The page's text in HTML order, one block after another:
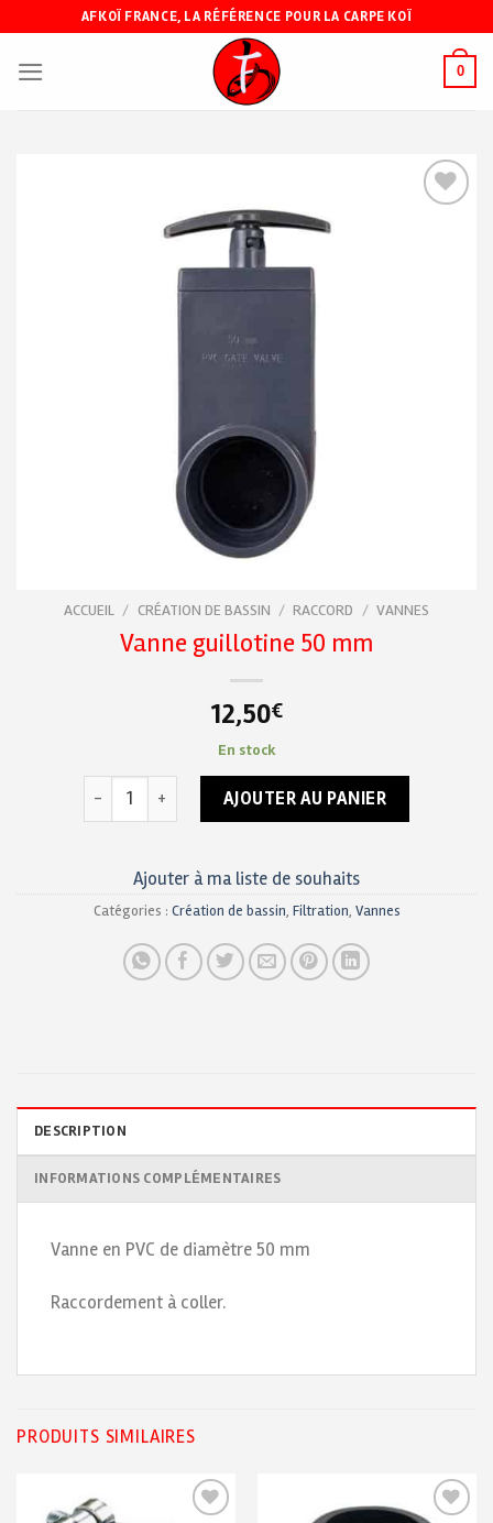
content
AFKOÏ FRANCE, LA RÉFÉRENCE POUR LA CARPE KOÏ
0
ACCUEIL / CRÉATION DE BASSIN / RACCORD / VANNES
Vanne guillotine 50 mm
12,50€
En stock
quantité de Vanne guillotine 50 mm
AJOUTER AU PANIER
Ajouter à ma liste de souhaits
Catégories : Création de bassin, Filtration, Vannes
DESCRIPTION
INFORMATIONS COMPLÉMENTAIRES
Vanne en PVC de diamètre 50 mm
Raccordement à coller.
PRODUITS SIMILAIRES